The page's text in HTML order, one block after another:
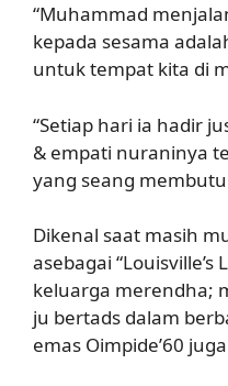
“Muhammad
kepada sesama
untuk tempat kita di
“Setiap hari ia hadir
& empati nuraninya
yang seang
Dikenal saat masih
asebagai “Louisville’s
keluarga merendha;
ju bertads dalam
emas Oimpide’60